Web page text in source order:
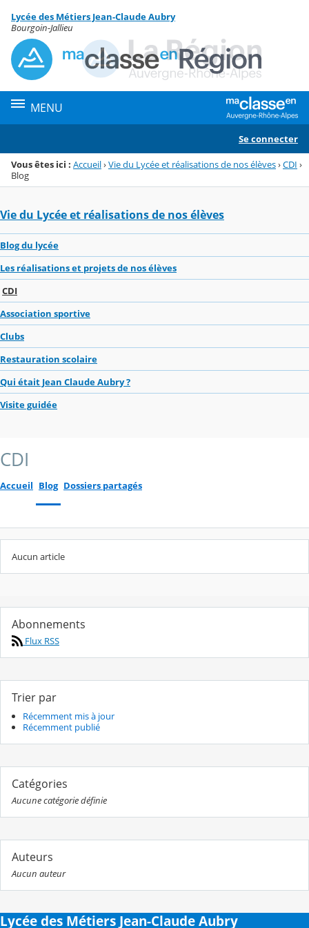
Menu de la rubrique
Contenu
Lycée des Métiers Jean-Claude Aubry
Bourgoin-Jallieu
MENU
Se connecter
Vous êtes ici : Accueil›Vie du Lycée et réalisations de nos élèves›CDI ›
Blog
Vie du Lycée et réalisations de nos élèves
Blog du lycée
Les réalisations et projets de nos élèves
CDI
Association sportive
Clubs
Restauration scolaire
Qui était Jean Claude Aubry ?
Visite guidée
CDI
Accueil Blog Dossiers partagés
Aucun article
Abonnements
Flux RSS
Trier par
Récemment mis à jour
Récemment publié
Catégories
Aucune catégorie définie
Auteurs
Aucun auteur
Lycée des Métiers Jean-Claude Aubry